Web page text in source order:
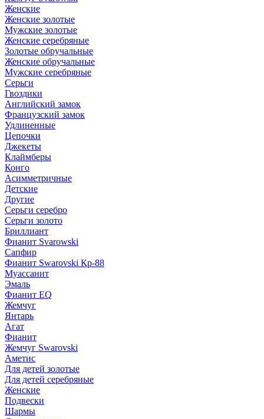
Женские
Женские золотые
Мужские золотые
Женские серебряные
Золотые обручальные
Женские обручальные
Мужские серебряные
Серьги
Гвоздики
Английский замок
Французский замок
Удлиненные
Цепочки
Джекеты
Клаймберы
Конго
Асимметричные
Детские
Другие
Серьги серебро
Серьги золото
Бриллиант
Фианит Svarowski
Сапфир
Фианит Swarovski Кр-88
Муассанит
Эмаль
Фианит EQ
Жемчуг
Янтарь
Агат
Фианит
Жемчуг Swarovski
Аметис
Для детей золотые
Для детей серебряные
Женские
Подвески
Шармы